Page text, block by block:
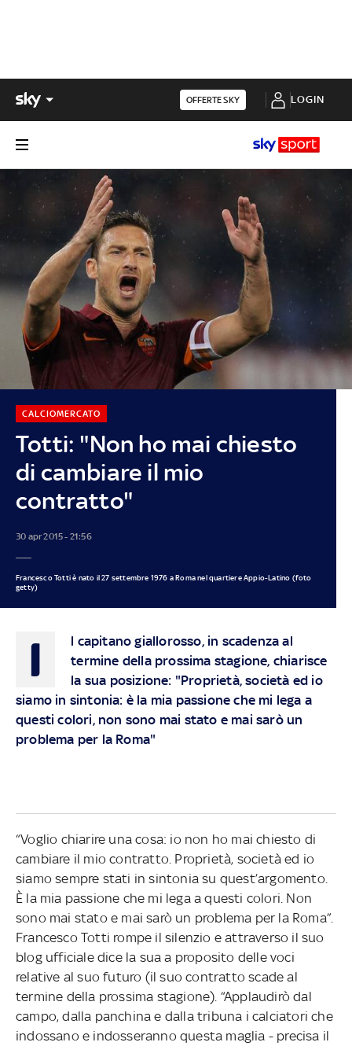
OFFERTE SKY LOGIN
Totti: "Non ho mai chiesto
di cambiare il mio
contratto"
CALCIOMERCATO
30 apr 2015 - 21:56
Francesco Totti è nato il 27 settembre 1976 a Roma nel quartiere Appio-Latino (foto
getty)
I
l capitano giallorosso, in scadenza al
termine della prossima stagione, chiarisce
la sua posizione: "Proprietà, società ed io
siamo in sintonia: è la mia passione che mi lega a
questi colori, non sono mai stato e mai sarò un
problema per la Roma"
“Voglio chiarire una cosa: io non ho mai chiesto di
cambiare il mio contratto. Proprietà, società ed io
siamo sempre stati in sintonia su quest’argomento.
È la mia passione che mi lega a questi colori. Non
sono mai stato e mai sarò un problema per la Roma”.
Francesco Totti rompe il silenzio e attraverso il suo
blog ufficiale dice la sua a proposito delle voci
relative al suo futuro (il suo contratto scade al
termine della prossima stagione). “Applaudirò dal
campo, dalla panchina e dalla tribuna i calciatori che
indossano e indosseranno questa maglia - precisa il